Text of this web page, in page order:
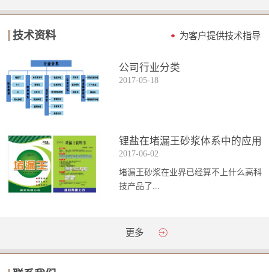
技术资料 为客户提供技术指导
公司行业分类
2017-05-18
锂盐在堵漏王砂浆体系中的应用
2017-06-02
堵漏王砂浆在业界已经算不上什么高科
技产品了...
。简单来说它就是一种能够迅速凝固的
通砂浆的强...
更多